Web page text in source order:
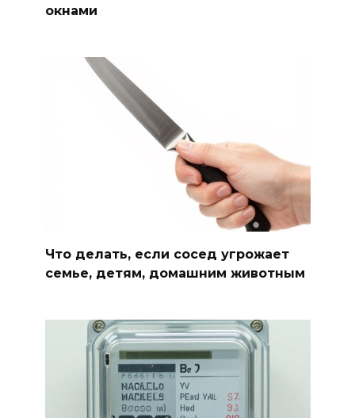
окнами
Что делать, если сосед угрожает
семье, детям, домашним животным